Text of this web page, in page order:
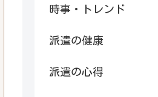
時事・トレンド
派遣の健康
派遣の心得